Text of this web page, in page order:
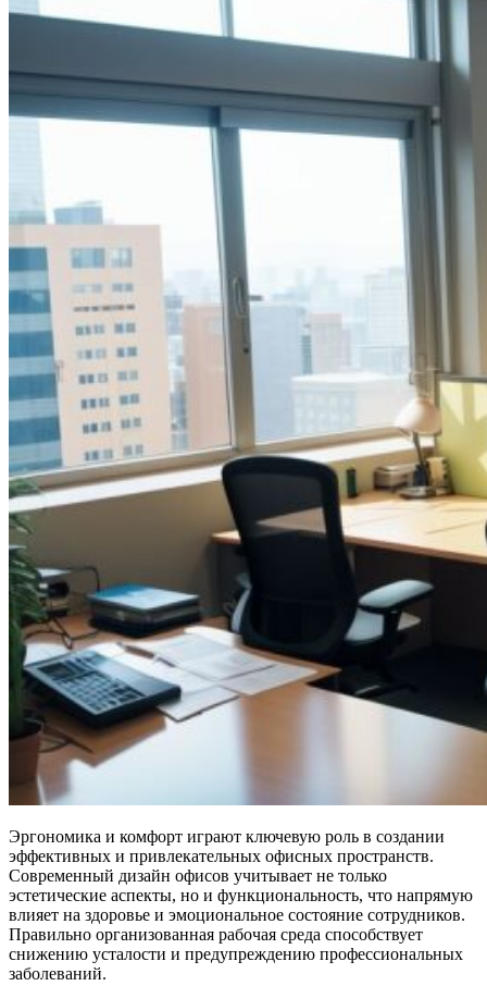
Эргономика и комфорт играют ключевую роль в создании
эффективных и привлекательных офисных пространств.
Современный дизайн офисов учитывает не только
эстетические аспекты, но и функциональность, что напрямую
влияет на здоровье и эмоциональное состояние сотрудников.
Правильно организованная рабочая среда способствует
снижению усталости и предупреждению профессиональных
заболеваний.